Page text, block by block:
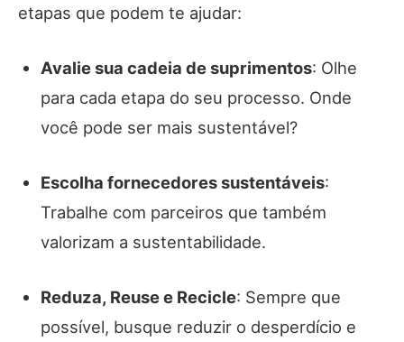
etapas que podem te ajudar:
Avalie sua cadeia de suprimentos: Olhe
para cada etapa do seu processo. Onde
você pode ser mais sustentável?
Escolha fornecedores sustentáveis:
Trabalhe com parceiros que também
valorizam a sustentabilidade.
Reduza, Reuse e Recicle: Sempre que
possível, busque reduzir o desperdício e